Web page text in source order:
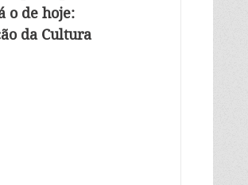
o de hoje:
da Cultura